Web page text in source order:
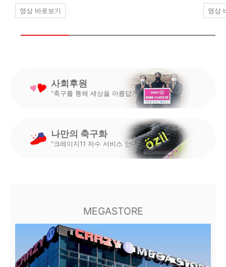
영상 바로보기 영상
사회후원
"축구를 통해 세상을 아름답게"
나만의 축구화
"크레이지11 자수 서비스 안내"
MEGASTORE